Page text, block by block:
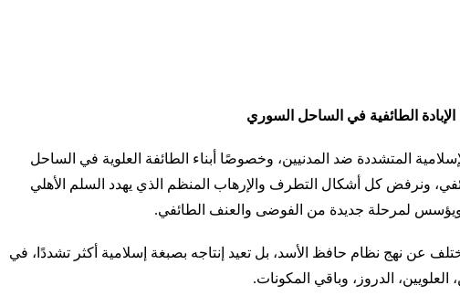
الطائفية في الساحل السوري
المتشددة ضد المدنيين، وخصوصًا أبناء الطائفة العلوية في الساحل
ونرفض كل أشكال التطرف والإرهاب المنظم الذي يهدد السلم الأهلي
ويؤسس لمرحلة جديدة من الفوضى والعنف الطائفي.
عن نهج نظام حافظ الأسد، بل تعيد إنتاجه بصبغة إسلامية أكثر تشددًا، في
الدروز، وباقي المكونات.